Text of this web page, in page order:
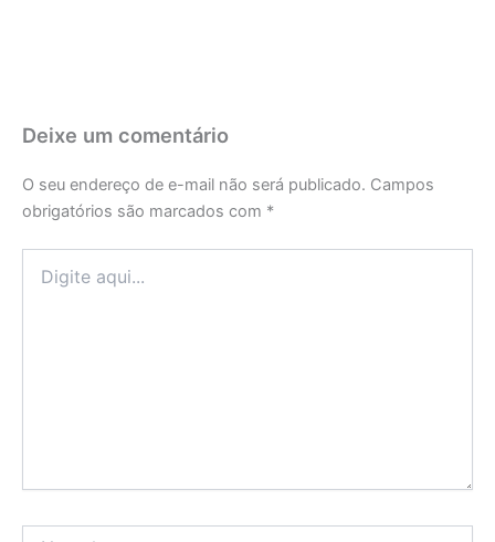
Deixe um comentário
O seu endereço de e-mail não será publicado. Campos
obrigatórios são marcados com *
aqui...